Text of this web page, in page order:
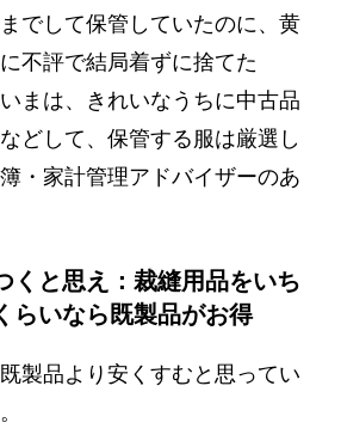
でして保管していたのに、黄
不評で結局着ずに捨てた
まは、きれいなうちに中古品
どして、保管する服は厳選し
・家計管理アドバイザーのあ
くと思え：裁縫用品をいち
らいなら既製品がお得
製品より安くすむと思ってい